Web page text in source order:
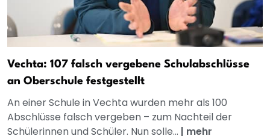
Vechta: 107 falsch vergebene Schulabschlüsse
an Oberschule festgestellt
An einer Schule in Vechta wurden mehr als 100
Abschlüsse falsch vergeben – zum Nachteil der
Schülerinnen und Schüler. Nun solle... | mehr